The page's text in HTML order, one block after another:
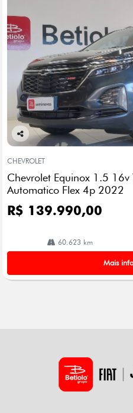
Co
arti
lhe
CHEVROLET
Chevrolet Equinox 1.5 16v
Automatico Flex 4p 2022
R$ 139.990,00
60.623 km
Mais